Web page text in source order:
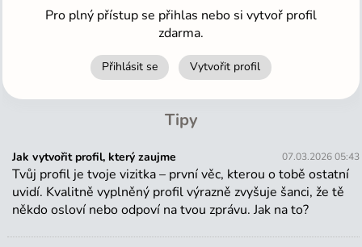
Pro plný přístup se přihlas nebo si vytvoř profil
zdarma.
Přihlásit se Vytvořit profil
Tipy
Jak vytvořit profil, který zaujme 07.03.2026 05:43
Tvůj profil je tvoje vizitka – první věc, kterou o tobě ostatní
uvidí. Kvalitně vyplněný profil výrazně zvyšuje šanci, že tě
někdo osloví nebo odpoví na tvou zprávu. Jak na to?